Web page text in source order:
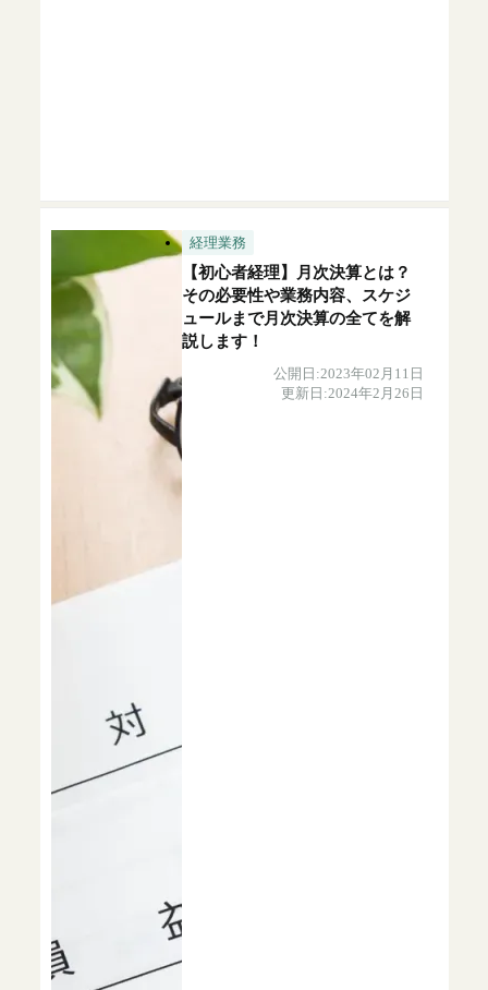
経理業務
【初心者経理】月次決算とは？
その必要性や業務内容、スケジ
ュールまで月次決算の全てを解
説します！
公開日:2023年02月11日
更新日:2024年2月26日